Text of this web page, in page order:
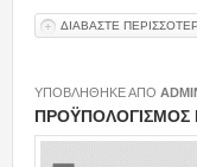
Επικοινωνία
ΔΙΑΒΑΣΤΕ
ΥΠΟΒΛΗΘΗΚΕ ΑΠΟ
ΠΡΟΫΠΟΛΟΓΙΣΜΟΣ